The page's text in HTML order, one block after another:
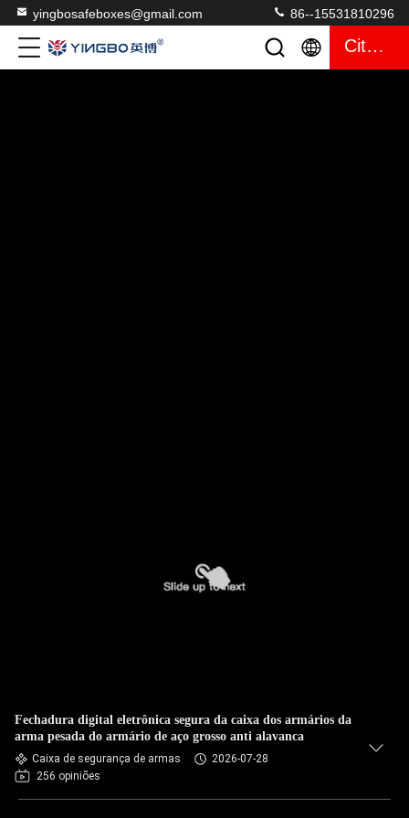
yingbosafeboxes@gmail.com 86--15531810296
Citações
Fechadura digital eletrônica segura da caixa dos armários da
arma pesada do armário de aço grosso anti alavanca
Caixa de segurança de armas
2026-07-28
256 opiniões